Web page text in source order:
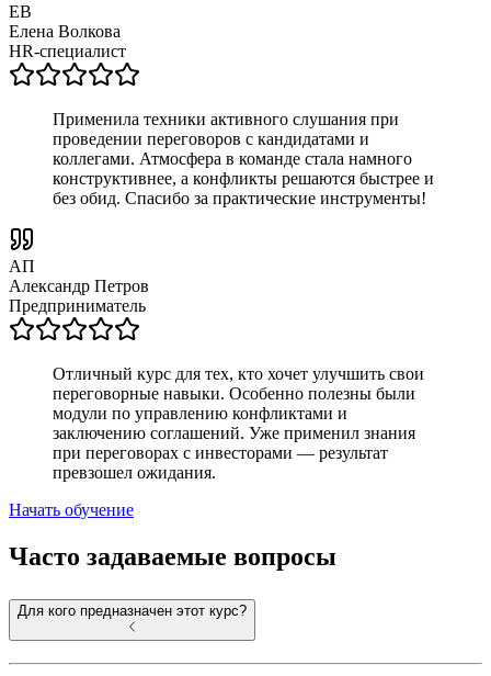
ЕВ
Елена Волкова
HR-специалист
Применила техники активного слушания при
проведении переговоров с кандидатами и
коллегами. Атмосфера в команде стала намного
конструктивнее, а конфликты решаются быстрее и
без обид. Спасибо за практические инструменты!
АП
Александр Петров
Предприниматель
Отличный курс для тех, кто хочет улучшить свои
переговорные навыки. Особенно полезны были
модули по управлению конфликтами и
заключению соглашений. Уже применил знания
при переговорах с инвесторами — результат
превзошел ожидания.
Начать обучение
Часто задаваемые вопросы
Для кого предназначен этот курс?